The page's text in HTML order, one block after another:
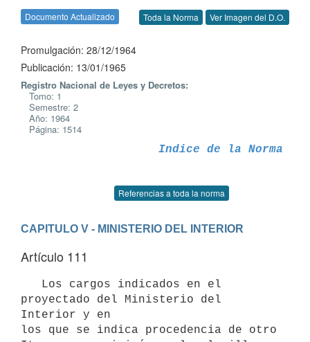
Documento Actualizado Toda la Norma Ver Imagen del D.O.
Promulgación: 28/12/1964
Publicación: 13/01/1965
Registro Nacional de Leyes y Decretos:
Tomo: 1
Semestre: 2
Año: 1964
Página: 1514
Indice de la Norma
Referencias a toda la norma
CAPITULO V - MINISTERIO DEL INTERIOR
Artículo 111
proyectado del Ministerio del
Interior y en
los que se indica procedencia de otro